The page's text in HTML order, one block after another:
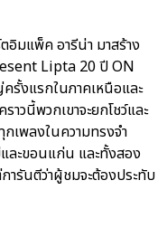
อิมแพ็ค อารีน่า มาสร้าง
Lipta 20 ปี ON
รั้งแรกในภาคเหนือและ
วนี้พวกเขาจะยกโชว์และ
เพลงในความทรงจำ
ละขอนแก่น และทั้งสอง
ารันตีว่าผู้ชมจะต้องประทับ